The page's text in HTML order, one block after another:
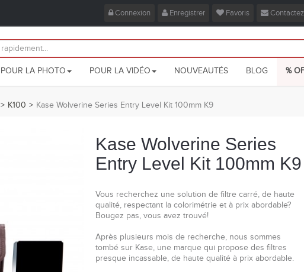
Connexion Enregistrer Favoris
POUR LA PHOTO POUR LA VIDÉO NOUVEAUTÉS BLOG %
> K100 > Kase Wolverine Series Entry Level Kit 100mm K9
Kase Wolverine Series
Entry Level Kit 100mm K9
Vous recherchez une solution de filtre carré, de haute
qualité, respectant la colorimétrie et à prix abordable?
Bougez pas, vous avez trouvé!
Après plusieurs mois de recherche, nous sommes
tombé sur Kase, une marque qui propose des filtres
presque incassable, de haute qualité à prix abordable.